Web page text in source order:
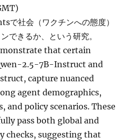
で社会（ワクチンへの態度）
できるか、という研究。
that certain
2.5-7B-Instruct and
capture nuanced
agent demographics,
and policy scenarios. These
pass both global and
checks, suggesting that